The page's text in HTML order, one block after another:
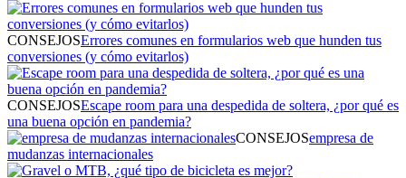
CONSEJOSErrores comunes en formularios web que hunden tus
conversiones (y cómo evitarlos)
CONSEJOSEscape room para una despedida de soltera, ¿por qué es
una buena opción en pandemia?
CONSEJOSempresa de
mudanzas internacionales